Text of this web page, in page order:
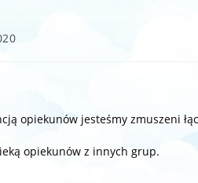
opiekunów jesteśmy zmuszeni
opiekunów z innych grup.